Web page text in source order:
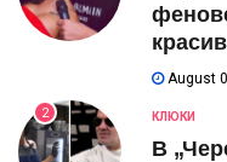
August
2 КЛЮКИ
В